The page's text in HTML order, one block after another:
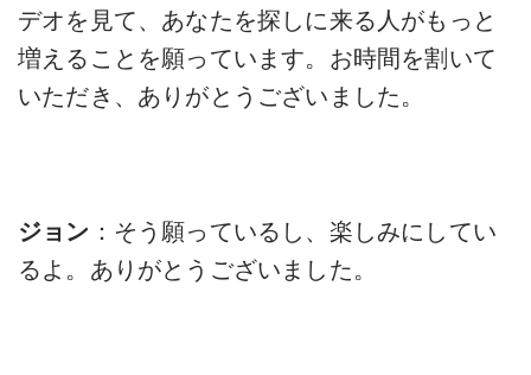
デオを見て、あなたを探しに来る人がもっと
増えることを願っています。お時間を割いて
いただき、ありがとうございました。
ジョン ：そう願っているし、楽しみにしてい
るよ。ありがとうございました。